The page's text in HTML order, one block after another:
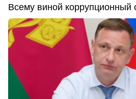
Всему виной коррупционный